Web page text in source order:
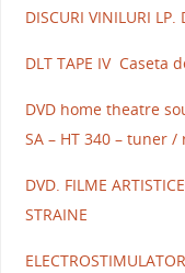
DISCURI VINILURI LP.
DLT TAPE IV Caseta
DVD home theatre
SA – HT 340 – tuner /
DVD. FILME
STRAINE